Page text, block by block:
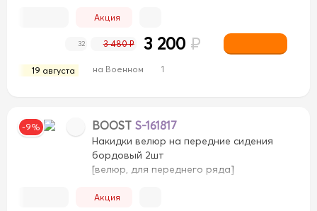
Акция
19 августа на Военном 1
32 3 480 ₽ 3 200 ₽
-9% BOOST S-161817
Накидки велюр на передние сидения
бордовый 2шт
[велюр, для переднего ряда]
Акция